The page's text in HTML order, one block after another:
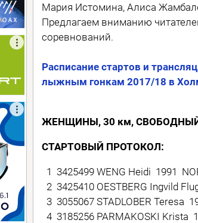
Мария Истомина, Алиса
Предлагаем вниманию
соревнований.
Расписание стартов и
лыжным гонкам 2017/18 в
ЖЕНЩИНЫ, 30 км,
СТАРТОВЫЙ ПРОТОКОЛ:
1 3425499 WENG Heidi 1991
2 3425410 OESTBERG Ingvild
3 3055067 STADLOBER Teresa
4 3185256 PARMAKOSKI Krista